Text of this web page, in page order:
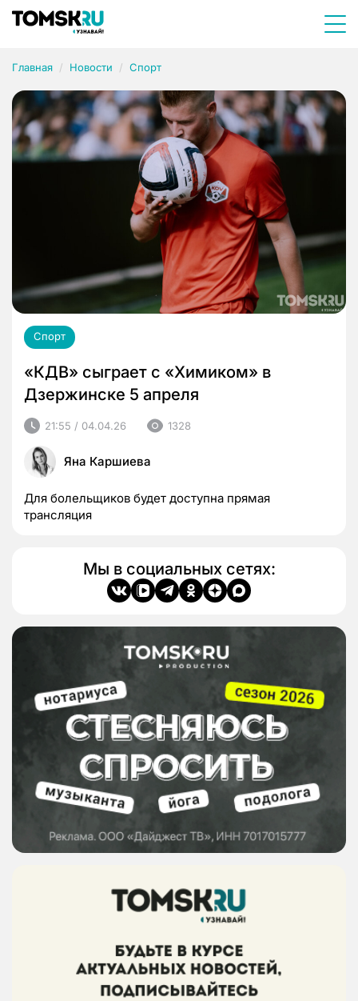
Главная Новости Спорт
Спорт
«КДВ» сыграет с «Химиком» в
Дзержинске 5 апреля
21:55 / 04.04.26 1328
Яна Каршиева
Для болельщиков будет доступна прямая
трансляция
Мы в социальных сетях: